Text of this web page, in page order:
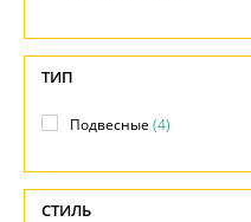
Гарантия
Возврат
Отзывы
Установка
Дизайнерам
Контакты
ТИП
Подвесные(4)
СТИЛЬ